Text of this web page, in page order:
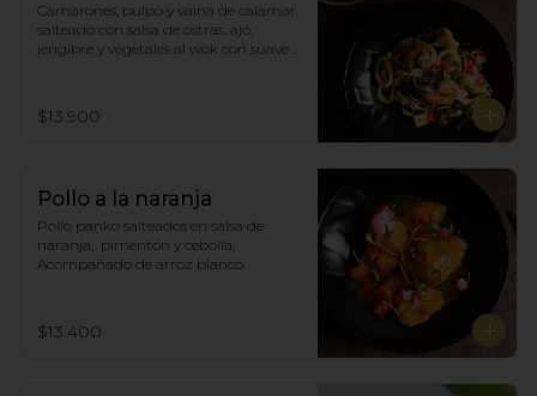
Camarones, pulpo y vaina de calamar
salteado con salsa de ostras, ajó,
jengibre y vegetales al wok con suave
$13.900
Pollo a la naranja
Pollo panko salteados en salsa de
naranja,  pimentón y cebolla.
Acompañado de arroz blanco.
$13.400